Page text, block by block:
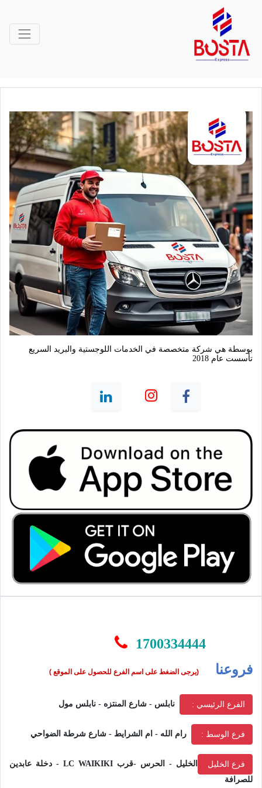
تأسست عام 2018
1700334444
فروعنا (يرجى الضغط على اسم الفرع للحصول على الموقع )
الفرع الرئيسي : نابلس - شارع المنتزه - نابلس مول
فرع الوسط : رام الله - ام الشرايط - شارع شرطة الضواحي
فرع الخليل
الخليل - الحرس -قرب LC WAIKIKI - دخلة عابدين
للصرافة